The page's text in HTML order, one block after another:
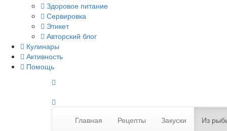
Здоровое питание
Сервировка
Этикет
Авторский блог
Кулинары
Активность
Помощь
Главная Рецепты Закуски Из